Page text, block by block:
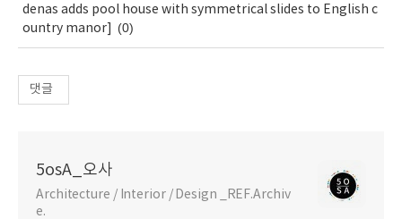
denas adds pool house with symmetrical slides to English c
ountry manor]
(0)
댓글
5osA_오사
Architecture / Interior / Design _REF.Archiv
e.